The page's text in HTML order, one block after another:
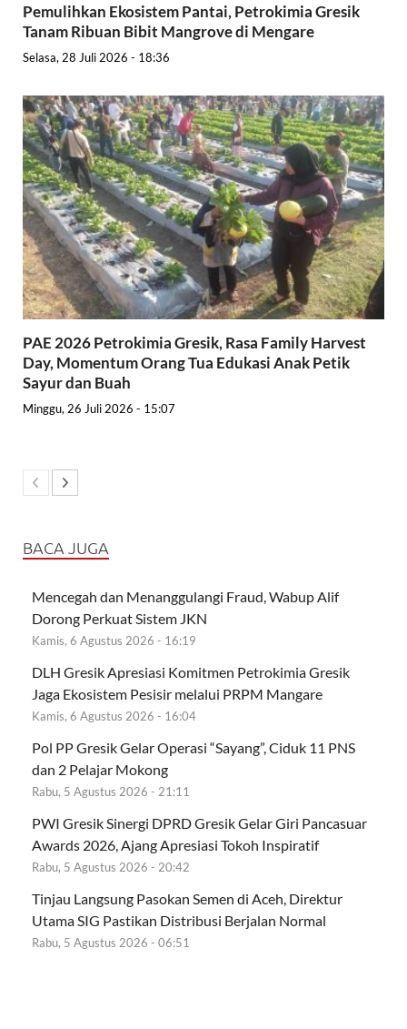
Pemulihkan Ekosistem Pantai, Petrokimia Gresik
Tanam Ribuan Bibit Mangrove di Mengare
Selasa, 28 Juli 2026 - 18:36
PAE 2026 Petrokimia Gresik, Rasa Family Harvest
Day, Momentum Orang Tua Edukasi Anak Petik
Sayur dan Buah
Minggu, 26 Juli 2026 - 15:07
BACA JUGA
Mencegah dan Menanggulangi Fraud, Wabup Alif
Dorong Perkuat Sistem JKN
Kamis, 6 Agustus 2026 - 16:19
DLH Gresik Apresiasi Komitmen Petrokimia Gresik
Jaga Ekosistem Pesisir melalui PRPM Mangare
Kamis, 6 Agustus 2026 - 16:04
Pol PP Gresik Gelar Operasi “Sayang”, Ciduk 11 PNS
dan 2 Pelajar Mokong
Rabu, 5 Agustus 2026 - 21:11
PWI Gresik Sinergi DPRD Gresik Gelar Giri Pancasuar
Awards 2026, Ajang Apresiasi Tokoh Inspiratif
Rabu, 5 Agustus 2026 - 20:42
Tinjau Langsung Pasokan Semen di Aceh, Direktur
Utama SIG Pastikan Distribusi Berjalan Normal
Rabu, 5 Agustus 2026 - 06:51